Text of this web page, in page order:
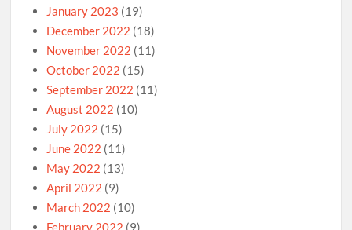
January 2023 (19)
December 2022 (18)
November 2022 (11)
October 2022 (15)
September 2022 (11)
August 2022 (10)
July 2022 (15)
June 2022 (11)
May 2022 (13)
April 2022 (9)
March 2022 (10)
February 2022 (9)